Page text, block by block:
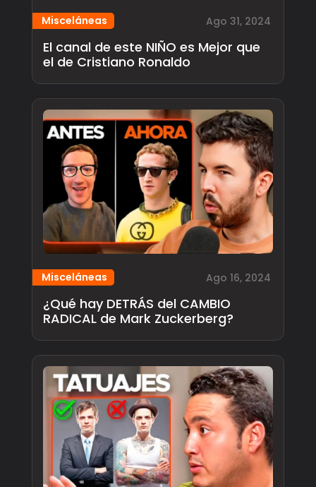
Misceláneas Ago 31, 2024
El canal de este NIÑO es Mejor que
el de Cristiano Ronaldo
Misceláneas Ago 16, 2024
¿Qué hay DETRÁS del CAMBIO
RADICAL de Mark Zuckerberg?